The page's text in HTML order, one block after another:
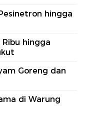
hingga
hingga
Goreng dan
di Warung